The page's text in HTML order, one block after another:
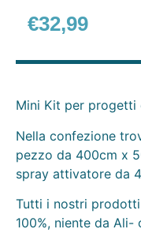
€32,99
Mini Kit per
Nella confezione
pezzo da 400cm x
spray attivatore da
Tutti i nostri
100%, niente da Ali-